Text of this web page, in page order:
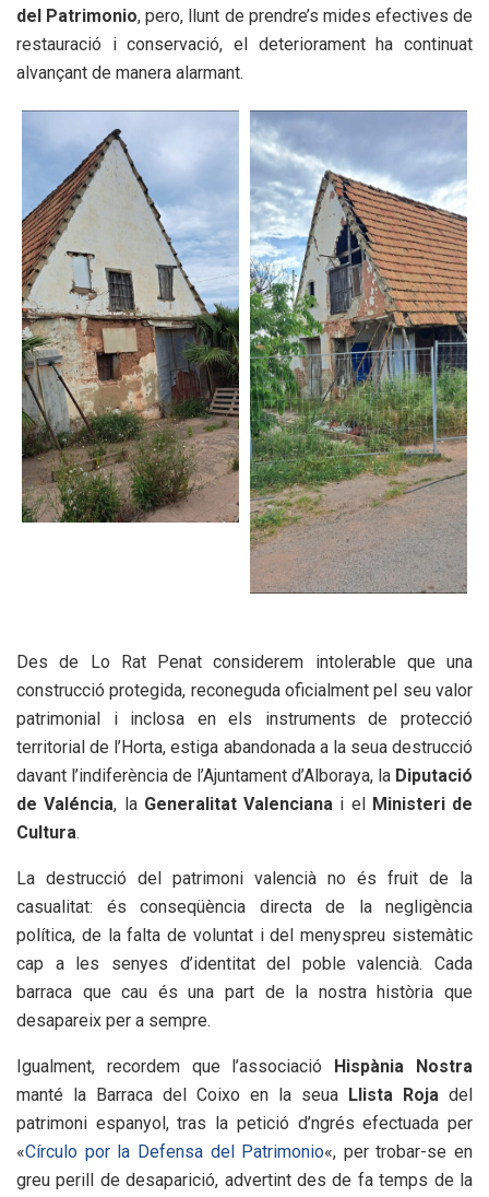
del Patrimonio, pero, llunt de prendre’s mides efectives de
restauració i conservació, el deteriorament ha continuat
alvançant de manera alarmant.
Des de Lo Rat Penat considerem intolerable que una
construcció protegida, reconeguda oficialment pel seu valor
patrimonial i inclosa en els instruments de protecció
territorial de l’Horta, estiga abandonada a la seua destrucció
davant l’indiferència de l’Ajuntament d’Alboraya, la Diputació
de Valéncia, la Generalitat Valenciana i el Ministeri de
Cultura.
La destrucció del patrimoni valencià no és fruit de la
casualitat: és conseqüència directa de la negligència
política, de la falta de voluntat i del menyspreu sistemàtic
cap a les senyes d’identitat del poble valencià. Cada
barraca que cau és una part de la nostra història que
desapareix per a sempre.
Igualment, recordem que l’associació Hispània
Nostra
manté la Barraca del Coixo en la seua Llista Roja del
patrimoni espanyol, tras la petició d’ngrés efectuada per
«Círculo por la Defensa del Patrimonio«, per trobar-se en
greu perill de desaparició, advertint des de fa temps de la